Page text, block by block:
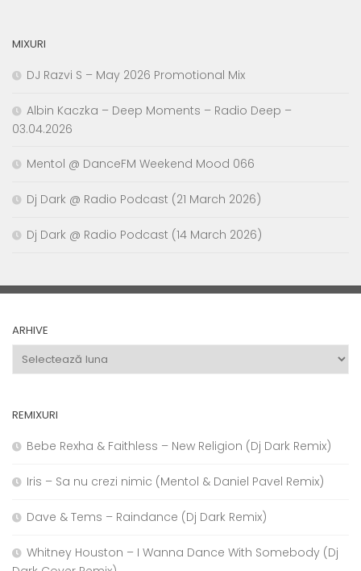
MIXURI
DJ Razvi S – May 2026 Promotional Mix
Albin Kaczka – Deep Moments – Radio Deep –
03.04.2026
Mentol @ DanceFM Weekend Mood 066
Dj Dark @ Radio Podcast (21 March 2026)
Dj Dark @ Radio Podcast (14 March 2026)
ARHIVE
Arhive
REMIXURI
Bebe Rexha & Faithless – New Religion (Dj Dark Remix)
Iris – Sa nu crezi nimic (Mentol & Daniel Pavel Remix)
Dave & Tems – Raindance (Dj Dark Remix)
Whitney Houston – I Wanna Dance With Somebody (Dj